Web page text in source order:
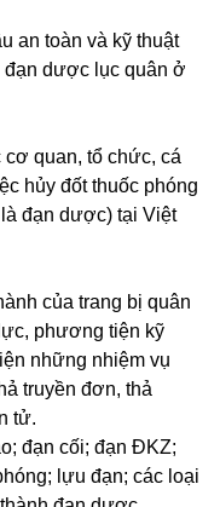
an toàn và kỹ thuật
đạn dược lục quân ở
quan, tổ chức, cá
hủy đốt thuốc phóng
đạn dược) tại Việt
của trang bị quân
phương tiện kỹ
những nhiệm vụ
truyền đơn, thả
tử.
đạn cối; đạn ĐKZ;
lựu đạn; các loại